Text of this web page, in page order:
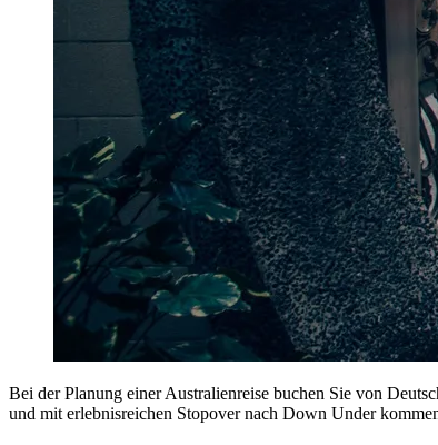
Bei der Planung einer Australienreise buchen Sie von
und mit erlebnisreichen Stopover nach Down Under